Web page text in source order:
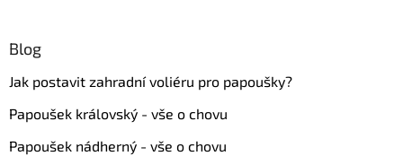
Blog
Jak postavit zahradní voliéru pro papoušky?
Papoušek královský - vše o chovu
Papoušek nádherný - vše o chovu